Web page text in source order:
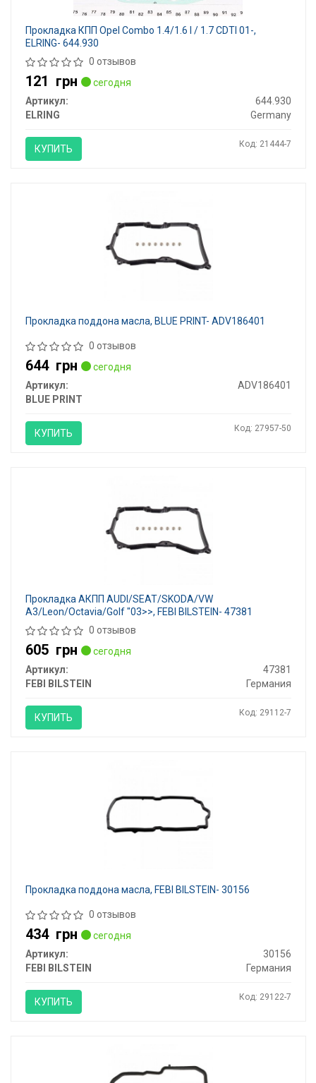
Прокладка КПП Opel Combo 1.4/1.6 I / 1.7 CDTI 01-,
ELRING- 644.930
0 отзывов
121 грн
сегодня
Артикул:
644.930
ELRING
Germany
КУПИТЬ Код: 21444-7
Прокладка поддона масла, BLUE PRINT- ADV186401
0 отзывов
644 грн
сегодня
Артикул:
ADV186401
BLUE PRINT
КУПИТЬ Код: 27957-50
Прокладка АКПП AUDI/SEAT/SKODA/VW
A3/Leon/Octavia/Golf "03>>, FEBI BILSTEIN- 47381
0 отзывов
605 грн
сегодня
Артикул:
47381
FEBI BILSTEIN
Германия
КУПИТЬ Код: 29112-7
Прокладка поддона масла, FEBI BILSTEIN- 30156
0 отзывов
434 грн
сегодня
Артикул:
30156
FEBI BILSTEIN
Германия
КУПИТЬ Код: 29122-7